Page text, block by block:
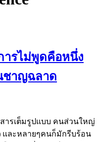
ารไม่พูดคือหนึ่ง
ชาญฉลาด
สารเต็มรูปแบบ คนส่วนใหญ่
และหลายๆคนก็มักรีบร้อน